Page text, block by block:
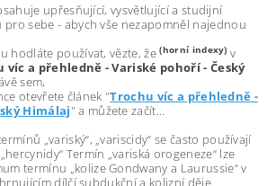
upřesňující, vysvětlující a studijní
pro sebe - abych vše nezapomněl najednou
hodláte používat, vězte, že(horní indexy) v
víc a přehledně - Variské pohoří - Český
sem,
otevřete článek "Trochu víc a přehledně -
Himálaj" a můžete začít...
„variský“, „variscidy“ se často používají
Termín „variská orogeneze“ lze
termínu „kolize Gondwany a Laurussie“ v
dílčí subdukční a kolizní děje